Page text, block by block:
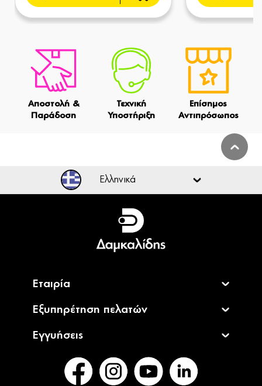
Αποστολή &
Παράδοση
Τεχνική
Υποστήριξη
Επίσημος
Αντιπρόσωπος
Ελληνικά
Ελληνικά
English
Εταιρία
Εξυπηρέτηση πελατών
Εγγυήσεις